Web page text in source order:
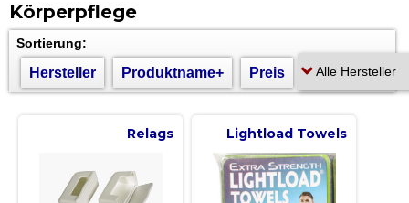
Körperpflege
Sortierung:
Hersteller Produktname+ Preis
Relags Lightload Towels